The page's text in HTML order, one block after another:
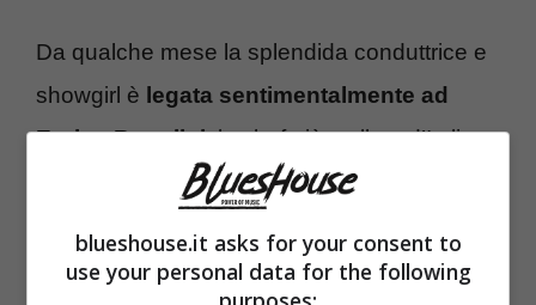
Da qualche mese la splendida conduttrice e
showgirl è legata sentimentalmente ad
Enrico Bartolini, lo chef più stellato d’Italia.
La loro storia d’amore è nata durante l’estate
molto solida e importante. Si sono
blueshouse.it asks for your consent to
use your personal data for the following